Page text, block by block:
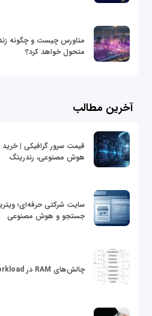
متاورس چیست و چگونه
متحول خواهد کرد؟
آخرین مطالب
هوش مصنوعی، رندرینگ
سایت شرکتی حرفه‌ای؛
جستجو و هوش مصنوعی
چالش‌های RAM در Workloadهای محاسباتی HPC